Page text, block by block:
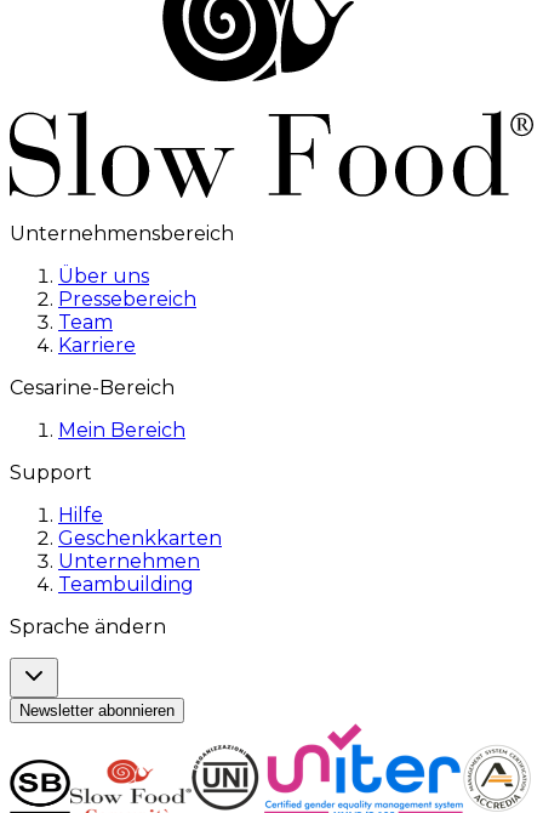
Unternehmensbereich
Über uns
Pressebereich
Team
Karriere
Cesarine-Bereich
Mein Bereich
Support
Hilfe
Geschenkkarten
Unternehmen
Teambuilding
Sprache ändern
Newsletter abonnieren